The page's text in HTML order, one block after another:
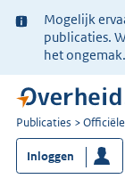
Ter
informatie:
Mogelijk
publicaties.
het ongemak.
U
bent
nu
hier:
Publicaties
Inloggen